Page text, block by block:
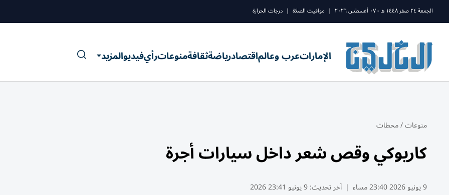
الجمعة ٢٤ صفر ١٤٤٨ ه - ٠٧ أغسطس ٢٠٢٦ | مواقيت الصلاة | درجات الحرارة
الإماراتعرب وعالماقتصادرياضةثقافةمنوعاترأيفيديوالمزيد
منوعات/محطات
كاريوكي وقص شعر داخل سيارات أجرة
9 يونيو 2026 23:40 مساء | آخر تحديث:9 يونيو 23:41 2026